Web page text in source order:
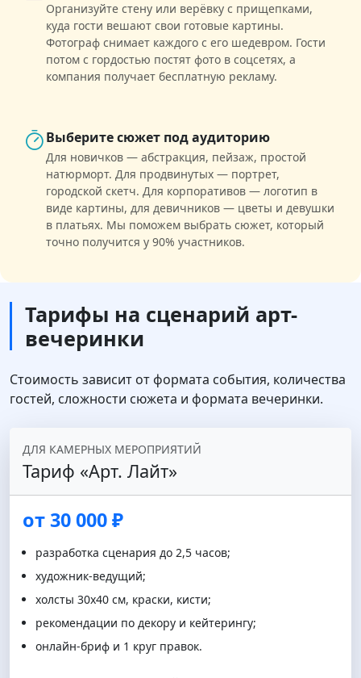
Организуйте стену или верёвку с прищепками,
куда гости вешают свои готовые картины.
Фотограф снимает каждого с его шедевром. Гости
потом с гордостью постят фото в соцсетях, а
компания получает бесплатную рекламу.
Выберите сюжет под аудиторию
Для новичков — абстракция, пейзаж, простой
натюрморт. Для продвинутых — портрет,
городской скетч. Для корпоративов — логотип в
виде картины, для девичников — цветы и девушки
в платьях. Мы поможем выбрать сюжет, который
точно получится у 90% участников.
Тарифы на сценарий арт-
вечеринки
Стоимость зависит от формата события, количества
гостей, сложности сюжета и формата вечеринки.
ДЛЯ КАМЕРНЫХ МЕРОПРИЯТИЙ
Тариф «Арт. Лайт»
от 30 000 ₽
разработка сценария до 2,5 часов;
художник-ведущий;
холсты 30х40 см, краски, кисти;
рекомендации по декору и кейтерингу;
онлайн‑бриф и 1 круг правок.